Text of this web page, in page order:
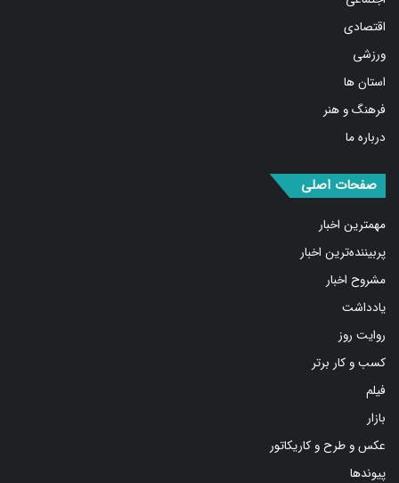
اقتصادی
ورزشی
استان ها
فرهنگ و هنر
صفحات اصلی
مهمترین اخبار
پربیننده‌ترین اخبار
مشروح اخبار
یادداشت
روایت روز
کسب و کار برتر
فیلم
بازار
عکس و طرح و کاریکاتور